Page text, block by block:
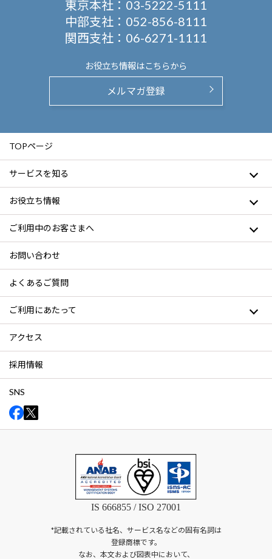
東京本社： 03-5222-5111
中部支社： 052-856-8111
関西支社： 06-6271-1111
お役立ち情報はこちらから
メルマガ登録
TOPページ
サービスを知る
お役立ち情報
ご利用中のお客さまへ
お問い合わせ
よくあるご質問
ご利用にあたって
アクセス
採用情報
SNS
IS 666855 / ISO 27001
*記載されている社名、サービス名などの固有名詞は
登録商標です。
なお、本文および図表中において、